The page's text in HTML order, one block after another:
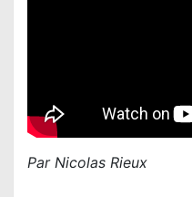
Par Nicolas Rieux